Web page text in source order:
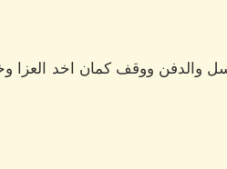
والدفن ووقف كمان اخد العزا